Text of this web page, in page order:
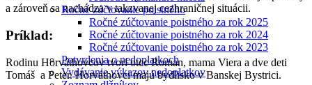
Ročné zúčtovanie poistného
Ročné zúčtovanie poistného za rok 2025
Ročné zúčtovanie poistného za rok 2024
Ročné zúčtovanie poistného za rok 2023
Potvrdenia o nedoplatkoch
Vydávanie výkazov nedoplatkov
a zároveň sa nachádza v takzvanej cezhraničnej situácii.
Príklad:
Rodinu Horváthovcov tvorí otec Roman, mama Viera a dve deti
Tomáš a Peter. Horváthovci majú bydlisko v Banskej Bystrici.